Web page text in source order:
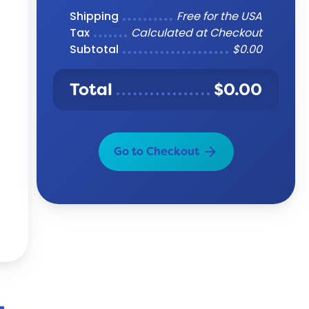
Shipping
Free for the USA
Tax
Calculated at Checkout
Subtotal
$0.00
Total $0.00
Go to Checkout arrow_forward